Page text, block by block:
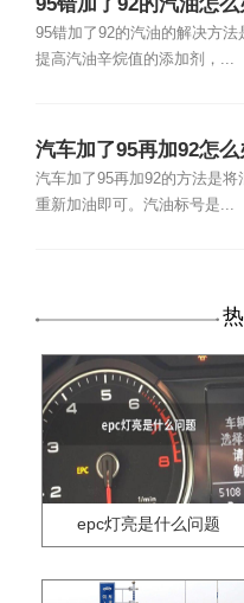
95错加了92的汽油的解决方法
提高汽油辛烷值的添加剂，...
汽车加了95再加92怎么
汽车加了95再加92的方法是将
重新加油即可。汽油标号是...
epc灯亮是什么问题